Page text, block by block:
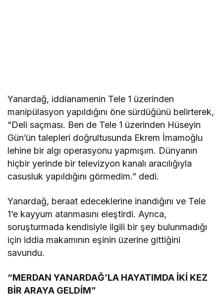
Yanardağ, iddianamenin Tele 1 üzerinden
manipülasyon yapıldığını öne sürdüğünü belirterek,
“Deli saçması. Ben de Tele 1 üzerinden Hüseyin
Gün’ün talepleri doğrultusunda Ekrem İmamoğlu
lehine bir algı operasyonu yapmışım. Dünyanın
hiçbir yerinde bir televizyon kanalı aracılığıyla
casusluk yapıldığını görmedim.” dedi.
Yanardağ, beraat edeceklerine inandığını ve Tele
1’e kayyum atanmasını eleştirdi. Ayrıca,
soruşturmada kendisiyle ilgili bir şey bulunmadığı
için iddia makamının eşinin üzerine gittiğini
savundu.
“MERDAN YANARDAĞ’LA HAYATIMDA İKİ KEZ
BİR ARAYA GELDİM”